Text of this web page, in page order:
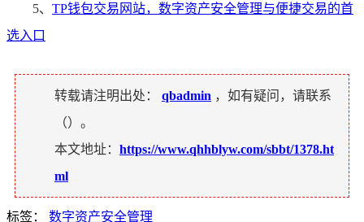
5、 TP钱包交易网站，数字资产安全管理与便捷交易的首
选入口
转载请注明出处： qbadmin ，如有疑问，请联系
（）。
本文地址： https://www.qhhblyw.com/sbbt/1378.ht
ml
标签： 数字资产安全管理